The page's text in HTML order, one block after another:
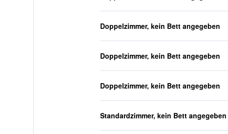
Doppelzimmer, kein Bett angegeben
Doppelzimmer, kein Bett angegeben
Doppelzimmer, kein Bett angegeben
Standardzimmer, kein Bett angegeben